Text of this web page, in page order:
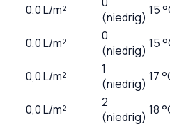
0,0L/m²
(niedrig) 15
0,0L/m²
0
(niedrig) 15
0,0L/m²
1
(niedrig) 17
0,0L/m²
2
(niedrig) 18